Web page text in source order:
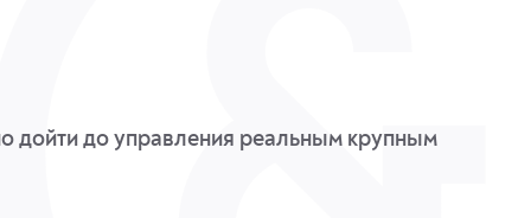
дойти до управления реальным крупным